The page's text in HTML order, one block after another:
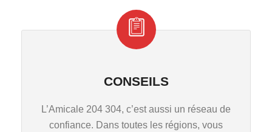
CONSEILS
L’Amicale 204 304, c’est aussi un réseau de
confiance. Dans toutes les régions, vous